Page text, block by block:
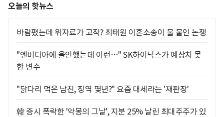
오늘의 핫뉴스
바람폈는데 위자료가 고작? 최태원 이혼소송이 불 붙인 논쟁
"엔비디아에 올인했는데 이런…" SK하이닉스가 예상치 못
한 변수
"닭다리 먹은 남친, 징역 몇년?" 요즘 대세라는 '재판장'
韓 증시 폭락한 '악몽의 그날', 지분 25% 날린 최대주주가 있